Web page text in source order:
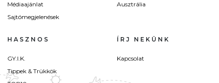
Médiaajánlat
Sajtómegjelenések
Ausztrália
HASZNOS
GY.I.K.
Tippek & Trükkök
ÍRJ NEKÜNK
Kapcsolat